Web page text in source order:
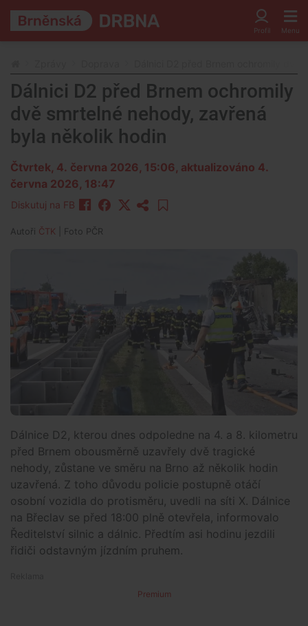
Dálnici D2 před Brnem ochromily
dvě smrtelné nehody, zavřená
byla několik hodin
Čtvrtek, 4. června 2026, 15:06 , aktualizováno 4.
června 2026, 18:47
Diskutuj na FB
Autoři ČTK | Foto PČR
Dálnice D2, kterou dnes odpoledne na 4. a 8. kilometru
před Brnem obousměrně uzavřely dvě tragické
nehody, zůstane ve směru na Brno až několik hodin
uzavřená. Z toho důvodu policie postupně otáčí
osobní vozidla do protisměru, uvedli na síti X. Dálnice
na Břeclav se před 18:00 plně otevřela, informovalo
Ředitelství silnic a dálnic. Předtím asi hodinu jezdili
řidiči odstavným jízdním pruhem.
Premium